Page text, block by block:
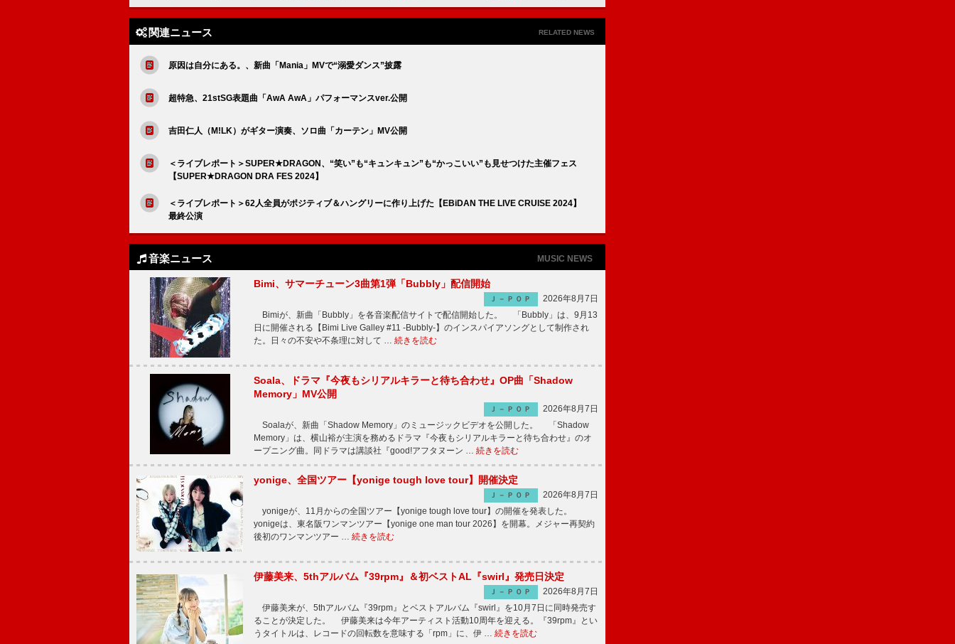
関連ニュース RELATED NEWS
原因は自分にある。、新曲「Mania」MVで“溺愛ダンス”披露
超特急、21stSG表題曲「AwA AwA」パフォーマンスver.公開
吉田仁人（M!LK）がギター演奏、ソロ曲「カーテン」MV公開
＜ライブレポート＞SUPER★DRAGON、“笑い”も“キュンキュン”も“かっこいい”も見せつけた主催フェス
【SUPER★DRAGON DRA FES 2024】
＜ライブレポート＞62人全員がポジティブ＆ハングリーに作り上げた【EBiDAN THE LIVE CRUISE 2024】
最終公演
音楽ニュース MUSIC NEWS
Bimi、サマーチューン3曲第1弾「Bubbly」配信開始
Ｊ－ＰＯＰ
2026年8月7日
Bimiが、新曲「Bubbly」を各音楽配信サイトで配信開始した。 「Bubbly」は、9月13
日に開催される【Bimi Live Galley #11 -Bubbly-】のインスパイアソングとして制作され
た。日々の不安や不条理に対して … 続きを読む
Soala、ドラマ『今夜もシリアルキラーと待ち合わせ』OP曲「Shadow
Memory」MV公開
Ｊ－ＰＯＰ
2026年8月7日
Soalaが、新曲「Shadow Memory」のミュージックビデオを公開した。 「Shadow
Memory」は、横山裕が主演を務めるドラマ『今夜もシリアルキラーと待ち合わせ』のオ
ープニング曲。同ドラマは講談社『good!アフタヌーン … 続きを読む
yonige、全国ツアー【yonige tough love tour】開催決定
Ｊ－ＰＯＰ
2026年8月7日
yonigeが、11月からの全国ツアー【yonige tough love tour】の開催を発表した。
yonigeは、東名阪ワンマンツアー【yonige one man tour 2026】を開幕。メジャー再契約
後初のワンマンツアー … 続きを読む
伊藤美来、5thアルバム『39rpm』＆初ベストAL『swirl』発売日決定
Ｊ－ＰＯＰ
2026年8月7日
伊藤美来が、5thアルバム『39rpm』とベストアルバム『swirl』を10月7日に同時発売す
ることが決定した。 伊藤美来は今年アーティスト活動10周年を迎える。『39rpm』とい
うタイトルは、レコードの回転数を意味する「rpm」に、伊 … 続きを読む